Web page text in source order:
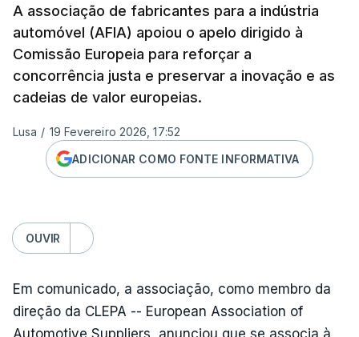
A associação de fabricantes para a indústria
automóvel (AFIA) apoiou o apelo dirigido à
Comissão Europeia para reforçar a
concorrência justa e preservar a inovação e as
cadeias de valor europeias.
Lusa / 19 Fevereiro 2026, 17:52
ADICIONAR COMO FONTE INFORMATIVA
OUVIR
Em comunicado, a associação, como membro da
direção da CLEPA -- European Association of
Automotive Suppliers, anunciou que se associa à